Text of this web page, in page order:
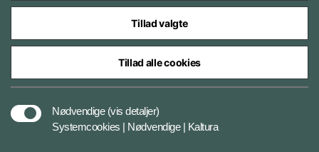
Styrelser og myndigheder under Forsvarsministeriet
Databeskyttelse og ansvar
Tillad valgte
Tillad alle cookies
Nødvendige (vis detaljer)
Systemcookies | Nødvendige | Kaltura